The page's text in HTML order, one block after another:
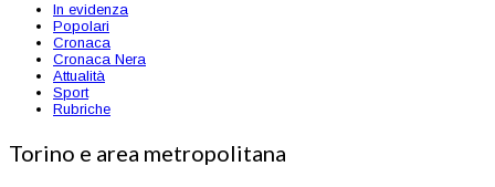
In evidenza
Popolari
Cronaca
Cronaca Nera
Attualità
Sport
Rubriche
Torino e area metropolitana